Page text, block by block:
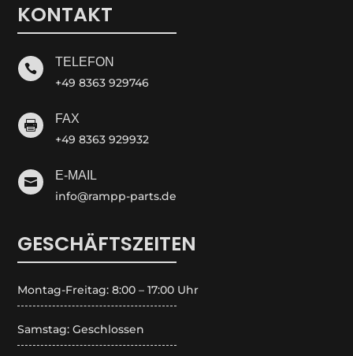
KONTAKT
 TELEFON
+49 8363 929746
 FAX
+49 8363 929932
 E-MAIL
info@rampp-parts.de
GESCHÄFTSZEITEN
Montag-Freitag: 8:00 – 17:00 Uhr
Samstag: Geschlossen